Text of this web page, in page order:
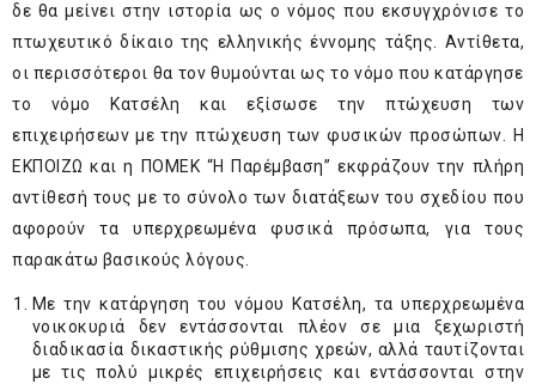
δε θα μείνει στην ιστορία ως ο νόμος που εκσυγχρόνισε το
πτωχευτικό δίκαιο της ελληνικής έννομης τάξης. Αντίθετα,
οι περισσότεροι θα τον θυμούνται ως το νόμο που κατάργησε
το νόμο Κατσέλη και εξίσωσε την πτώχευση των
επιχειρήσεων με την πτώχευση των φυσικών προσώπων. Η
ΕΚΠΟΙΖΩ και η ΠΟMΕΚ “Η Παρέμβαση” εκφράζουν την πλήρη
αντίθεσή τους με το σύνολο των διατάξεων του σχεδίου που
αφορούν τα υπερχρεωμένα φυσικά πρόσωπα, για τους
παρακάτω βασικούς λόγους.
Με την κατάργηση του νόμου Κατσέλη, τα υπερχρεωμένα
νοικοκυριά δεν εντάσσονται πλέον σε μια ξεχωριστή
διαδικασία δικαστικής ρύθμισης χρεών, αλλά ταυτίζονται
με τις πολύ μικρές επιχειρήσεις και εντάσσονται στην